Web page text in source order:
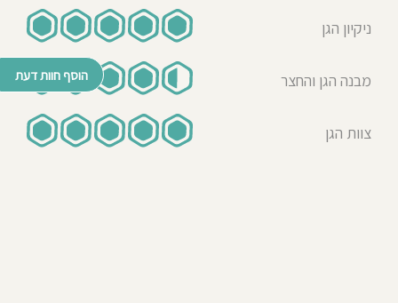
הוסף חוות דעת
ניקיון הגן
מבנה הגן והחצר
צוות הגן